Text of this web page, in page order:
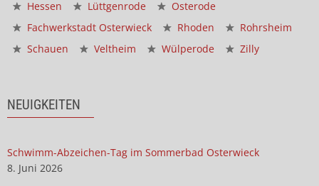
Hessen
Lüttgenrode
Osterode
Fachwerkstadt Osterwieck
Rhoden
Rohrsheim
Schauen
Veltheim Wülperode Zilly
NEUIGKEITEN
Schwimm-Abzeichen-Tag im Sommerbad Osterwieck
8. Juni 2026